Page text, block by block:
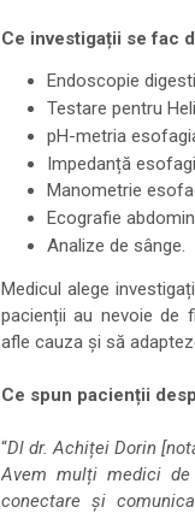
Ce investigații se fac
Endoscopie
Testare pentru
pH-metria
Impedanță
Manometrie
Ecografie
Analize de sânge.
Medicul alege
pacienții au nevoie de
afle cauza și să
Ce spun pacienții
“Dl dr. Achiței Dorin
Avem mulți medici
conectare și